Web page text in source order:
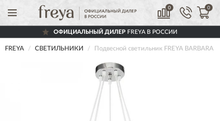
0 0
ОФИЦИАЛЬНЫЙ ДИЛЕРFREYA В РОССИИ
FREYA СВЕТИЛЬНИКИ Подвесной светильник FREYA BARBARA